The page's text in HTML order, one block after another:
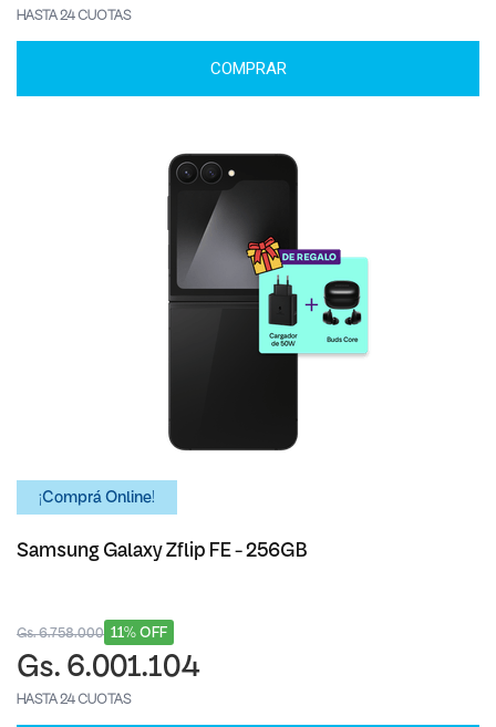
HASTA 24 CUOTAS
COMPRAR
¡Comprá Online!
Samsung Galaxy Zflip FE - 256GB
11% OFF
Gs. 6.758.000
Gs. 6.001.104
HASTA 24 CUOTAS